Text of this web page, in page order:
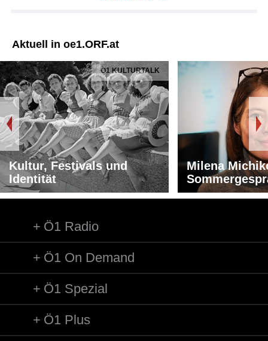
Aktuell in oe1.ORF.at
Ö1 KULTURTALK
Kultur, Festivals und
Identität
Milena
Ö1 Radio
Ö1 On Demand
Ö1 Spezial
Ö1 Plus